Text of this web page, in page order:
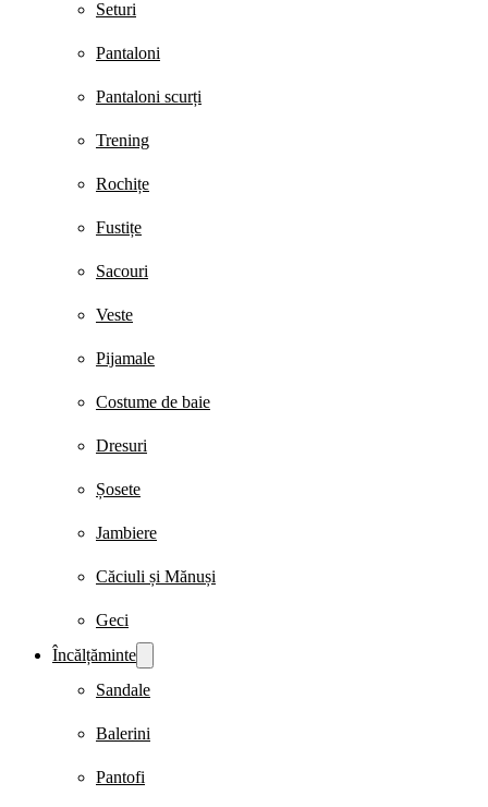
Seturi
Pantaloni
Pantaloni scurți
Trening
Rochițe
Fustițe
Sacouri
Veste
Pijamale
Costume de baie
Dresuri
Șosete
Jambiere
Căciuli și Mănuși
Geci
Încălțăminte
Sandale
Balerini
Pantofi